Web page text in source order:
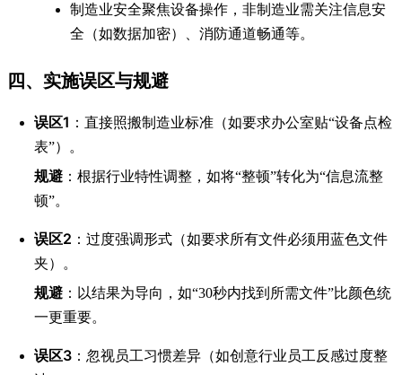
制造业安全聚焦设备操作，非制造业需关注信息安
全（如数据加密）、消防通道畅通等。
四、实施误区与规避
误区1 ：直接照搬制造业标准（如要求办公室贴“设备点检
表”）。
规避 ：根据行业特性调整，如将“整顿”转化为“信息流整
顿”。
误区2 ：过度强调形式（如要求所有文件必须用蓝色文件
夹）。
规避 ：以结果为导向，如“30秒内找到所需文件”比颜色统
一更重要。
误区3 ：忽视员工习惯差异（如创意行业员工反感过度整